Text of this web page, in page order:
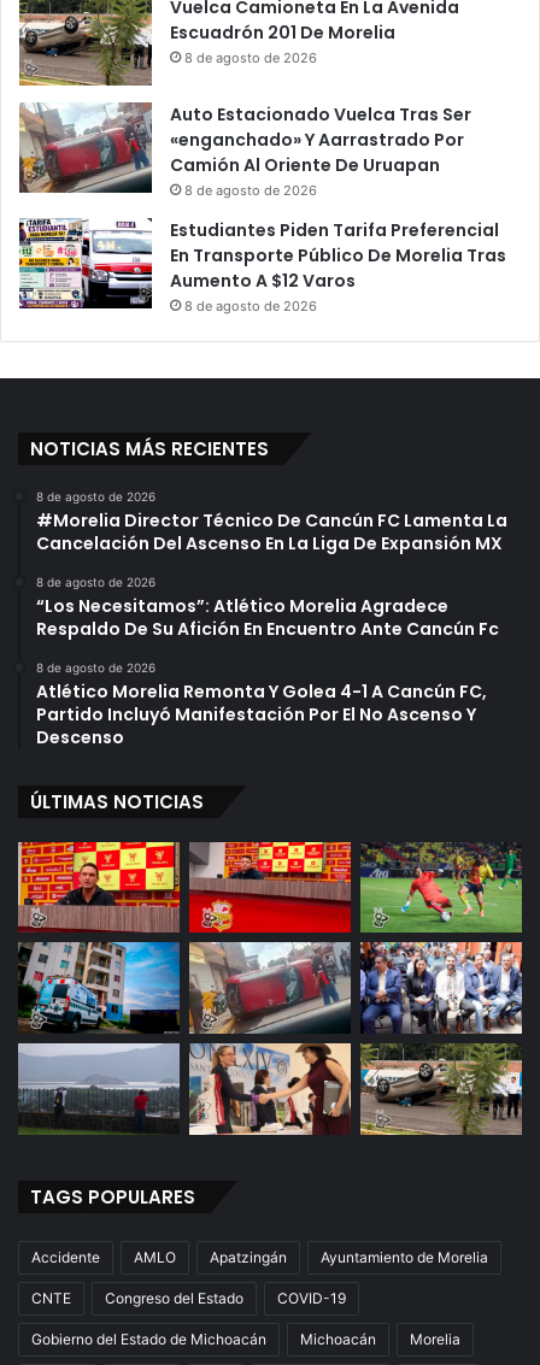
Vuelca Camioneta En La Avenida
Escuadrón 201 De Morelia
8 de agosto de 2026
Auto Estacionado Vuelca Tras Ser
«enganchado» Y Aarrastrado Por
Camión Al Oriente De Uruapan
8 de agosto de 2026
Estudiantes Piden Tarifa Preferencial
En Transporte Público De Morelia Tras
Aumento A $12 Varos
8 de agosto de 2026
NOTICIAS MÁS RECIENTES
8 de agosto de 2026
#Morelia Director Técnico De Cancún FC Lamenta La
Cancelación Del Ascenso En La Liga De Expansión MX
8 de agosto de 2026
“Los Necesitamos”: Atlético Morelia Agradece
Respaldo De Su Afición En Encuentro Ante Cancún Fc
8 de agosto de 2026
Atlético Morelia Remonta Y Golea 4-1 A Cancún FC,
Partido Incluyó Manifestación Por El No Ascenso Y
Descenso
ÚLTIMAS NOTICIAS
TAGS POPULARES
Accidente AMLO Apatzingán Ayuntamiento de Morelia
CNTE Congreso del Estado COVID-19
Gobierno del Estado de Michoacán Michoacán Morelia